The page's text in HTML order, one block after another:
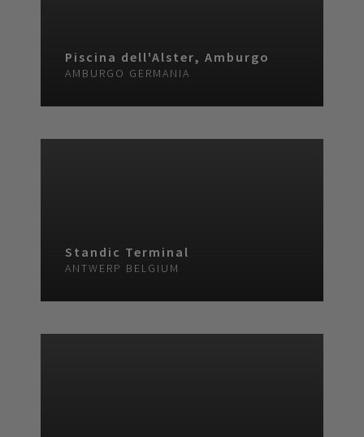
Piscina dell'Alster, Amburgo
AMBURGO GERMANIA
Standic Terminal
ANTWERP BELGIUM